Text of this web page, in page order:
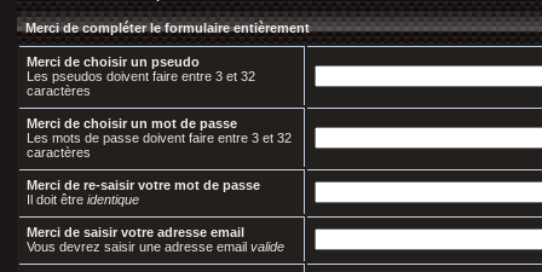
Merci de compléter le formulaire entièrement
Merci de choisir un pseudo
Les pseudos doivent faire entre 3 et 32
caractères
Merci de choisir un mot de passe
Les mots de passe doivent faire entre 3 et 32
caractères
Merci de re-saisir votre mot de passe
Il doit être identique
Merci de saisir votre adresse email
Vous devrez saisir une adresse email valide